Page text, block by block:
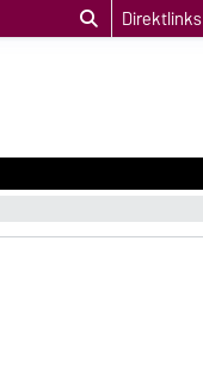
Direktlinks